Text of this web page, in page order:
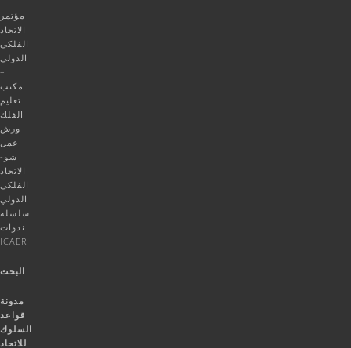
مؤتمر
الاتحاد
الفلكي
الدولي
–
مكتب
تعليم
الفلك
ورش
عمل
شو-
الاتحاد
الفلكي
الدولي
سلسلة
ندوات
ICAER
البحث
مدونة
قواعد
السلوك
للاتحاد